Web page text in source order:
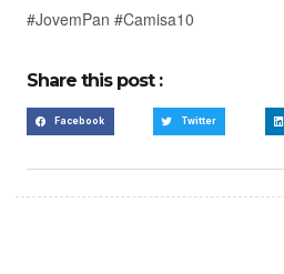
#JovemPan #Camisa10
Share this post :
Facebook Twitter